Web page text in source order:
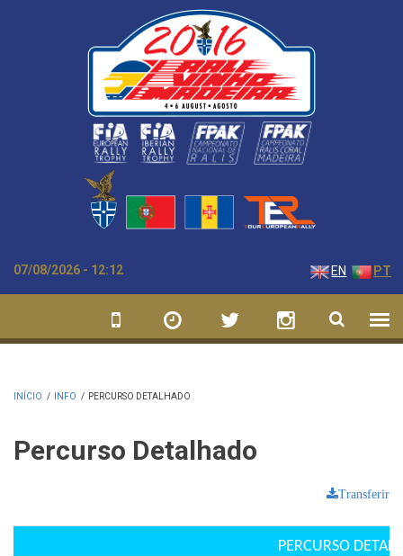
Passar para o conteúdo principal
07/08/2026 - 12:12 EN PT
INÍCIO / INFO / PERCURSO DETALHADO
Percurso Detalhado
Transferir
PERCURSO